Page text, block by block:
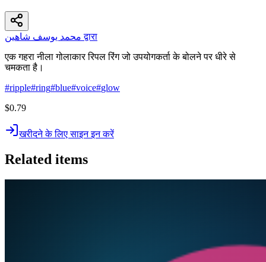
محمد يوسف شاهين द्वारा
एक गहरा नीला गोलाकार रिपल रिंग जो उपयोगकर्ता के बोलने पर धीरे से
चमकता है।
#ripple#ring#blue#voice#glow
$0.79
खरीदने के लिए साइन इन करें
Related items